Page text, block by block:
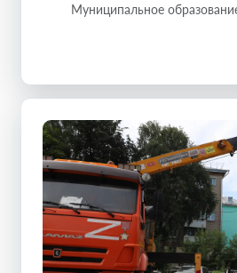
Муниципальное